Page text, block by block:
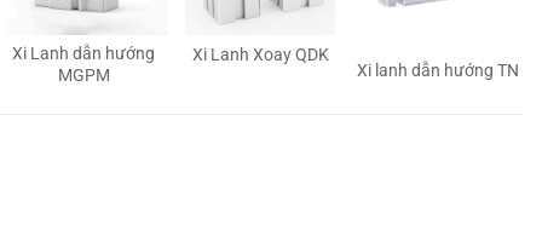
Xi Lanh dẫn hướng
MGPM
Xi Lanh Xoay QDK
Xi lanh dẫn hướng TN